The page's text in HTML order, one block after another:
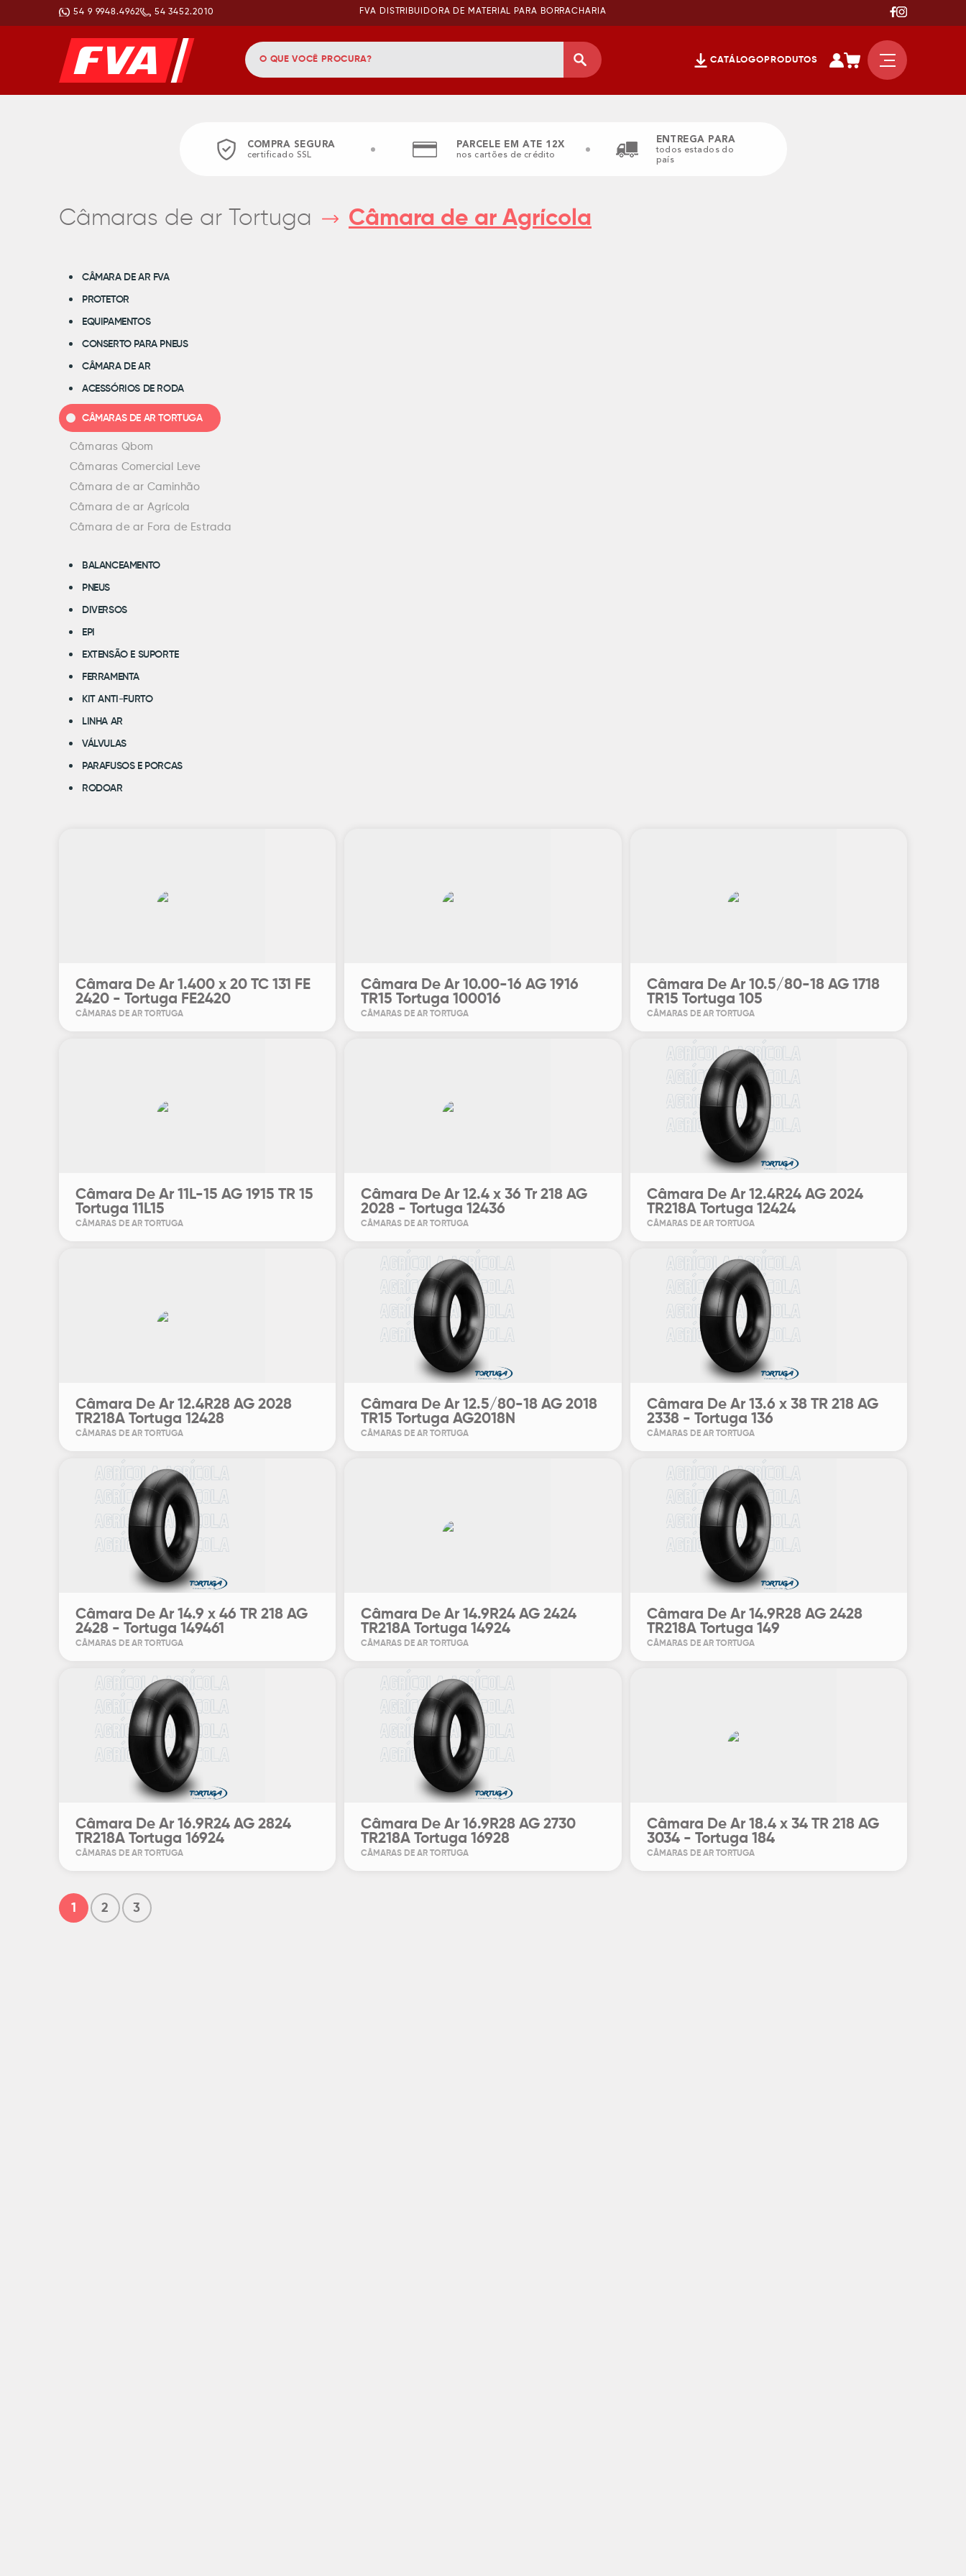
54 9 9948.4962 54 3452.2010 FVA DISTRIBUIDORA DE MATERIAL PARA BORRACHARIA
CATÁLOGO PRODUTOS
COMPRA SEGURA
certificado SSL
PARCELE EM ATE 12X
nos cartões de crédito
ENTREGA PARA
todos estados do
país
Câmaras de ar Tortuga Câmara de ar Agrícola
CÂMARA DE AR FVA
PROTETOR
EQUIPAMENTOS
CONSERTO PARA PNEUS
CÂMARA DE AR
ACESSÓRIOS DE RODA
CÂMARAS DE AR TORTUGA
Câmaras Qbom
Câmaras Comercial Leve
Câmara de ar Caminhão
Câmara de ar Agrícola
Câmara de ar Fora de Estrada
BALANCEAMENTO
PNEUS
DIVERSOS
EPI
EXTENSÃO E SUPORTE
FERRAMENTA
KIT ANTI-FURTO
LINHA AR
VÁLVULAS
PARAFUSOS E PORCAS
RODOAR
Câmara De Ar 1.400 x 20 TC 131 FE
2420 - Tortuga FE2420
CÂMARAS DE AR TORTUGA
Câmara De Ar 10.00-16 AG 1916
TR15 Tortuga 100016
CÂMARAS DE AR TORTUGA
Câmara De Ar 10.5/80-18 AG 1718
TR15 Tortuga 105
CÂMARAS DE AR TORTUGA
Câmara De Ar 11L-15 AG 1915 TR 15
Tortuga 11L15
CÂMARAS DE AR TORTUGA
Câmara De Ar 12.4 x 36 Tr 218 AG
2028 - Tortuga 12436
CÂMARAS DE AR TORTUGA
Câmara De Ar 12.4R24 AG 2024
TR218A Tortuga 12424
CÂMARAS DE AR TORTUGA
Câmara De Ar 12.4R28 AG 2028
TR218A Tortuga 12428
CÂMARAS DE AR TORTUGA
Câmara De Ar 12.5/80-18 AG 2018
TR15 Tortuga AG2018N
CÂMARAS DE AR TORTUGA
Câmara De Ar 13.6 x 38 TR 218 AG
2338 - Tortuga 136
CÂMARAS DE AR TORTUGA
Câmara De Ar 14.9 x 46 TR 218 AG
2428 - Tortuga 149461
CÂMARAS DE AR TORTUGA
Câmara De Ar 14.9R24 AG 2424
TR218A Tortuga 14924
CÂMARAS DE AR TORTUGA
Câmara De Ar 14.9R28 AG 2428
TR218A Tortuga 149
CÂMARAS DE AR TORTUGA
Câmara De Ar 16.9R24 AG 2824
TR218A Tortuga 16924
CÂMARAS DE AR TORTUGA
Câmara De Ar 16.9R28 AG 2730
TR218A Tortuga 16928
CÂMARAS DE AR TORTUGA
Câmara De Ar 18.4 x 34 TR 218 AG
3034 - Tortuga 184
CÂMARAS DE AR TORTUGA
1 2 3